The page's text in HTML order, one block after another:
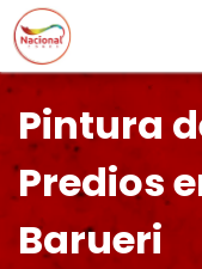
Pintura
Predios
Barueri